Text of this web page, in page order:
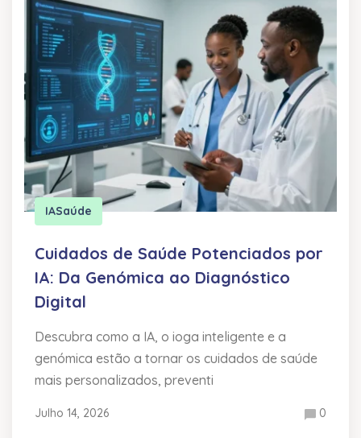
IASaúde
Cuidados de Saúde Potenciados por
IA: Da Genómica ao Diagnóstico
Digital
Descubra como a IA, o ioga inteligente e a
genómica estão a tornar os cuidados de saúde
mais personalizados, preventi
Julho 14, 2026 0